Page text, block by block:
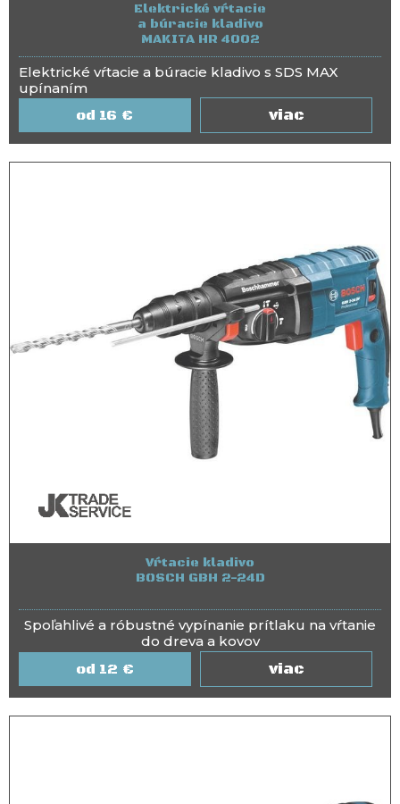
Elektrické vŕtacie
a búracie kladivo
MAKITA HR 4002
Elektrické vŕtacie a búracie kladivo s SDS MAX
upínaním
16 € viac
Vŕtacie kladivo
BOSCH GBH 2-24D
Spoľahlivé a róbustné vypínanie prítlaku na vŕtanie
do dreva a kovov
12 € viac